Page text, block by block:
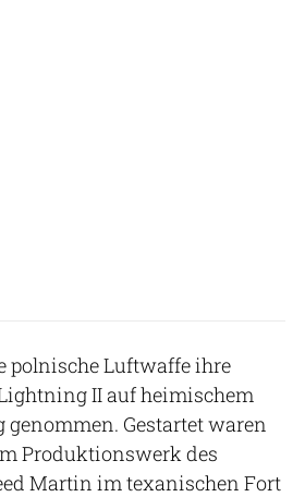
polnische Luftwaffe ihre
II auf heimischem
genommen. Gestartet waren
Produktionswerk des
Martin im texanischen Fort